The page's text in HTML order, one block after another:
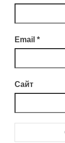
Email *
Сайт